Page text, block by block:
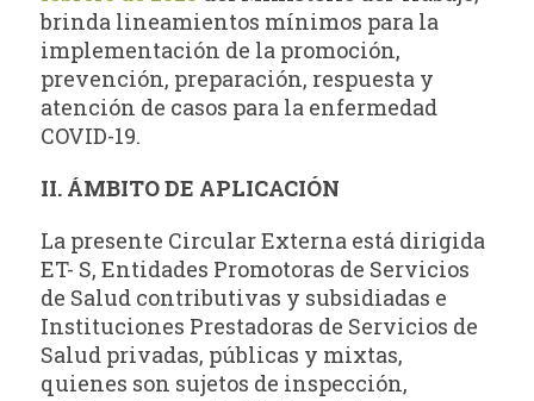
brinda lineamientos mínimos para la
implementación de la promoción,
prevención, preparación, respuesta y
atención de casos para la enfermedad
COVID-19.
II. ÁMBITO DE APLICACIÓN
La presente Circular Externa está dirigida
ET- S, Entidades Promotoras de Servicios
de Salud contributivas y subsidiadas e
Instituciones Prestadoras de Servicios de
Salud privadas, públicas y mixtas,
quienes son sujetos de inspección,